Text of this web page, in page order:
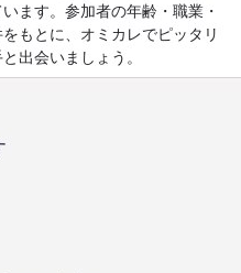
ます。参加者の年齢・職業・
もとに、オミカレでピッタリ
出会いましょう。